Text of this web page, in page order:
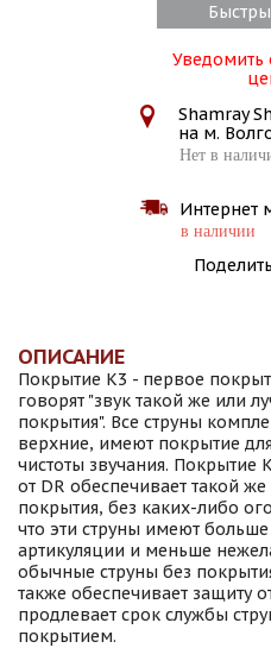
Уведомить
Shamray
на м.
Нет в
Интернет
в наличии
ОПИСАНИЕ
Покрытие К3 - первое
говорят "звук такой же или
покрытия". Все струны
верхние, имеют покрытие
чистоты звучания. Покрытие
от DR обеспечивает такой
покрытия, без каких-либо
что эти струны имеют
артикуляции и меньше
обычные струны без
также обеспечивает защиту
продлевает срок службы
покрытием.